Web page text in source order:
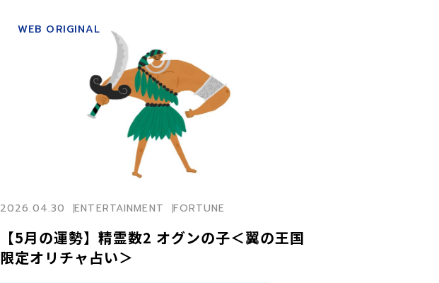
【5月の運勢】精霊数2 オグンの子＜翼の王国
限定オリチャ占い＞
2026.04.30 ENTERTAINMENT FORTUNE
WEB ORIGINAL